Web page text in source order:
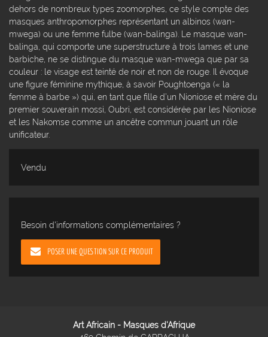
dehors de nombreux types zoomorphes, ce style compte des
masques anthropomorphes représentant un albinos (wan-
mwega) ou une femme fulbe (wan-balinga). Le masque wan-
balinga, qui comporte une superstructure à trois lames et une
barbiche, ne se distingue du masque wan-mwega que par sa
couleur : le visage est teinté de noir et non de rouge. Il évoque
une figure féminine mythique, à savoir Poughtoenga (« la
femme à barbe ») qui, en tant que fille d’un Nioniose et mère du
premier souverain mossi, Oubri, est considérée par les Nioniose
et les Nakomse comme un ancêtre commun jouant un rôle
unificateur.
Vendu
Besoin d'informations complémentaires ?
POSER UNE QUESTION SUR CE PRODUIT
Art Africain - Masques d'Afrique